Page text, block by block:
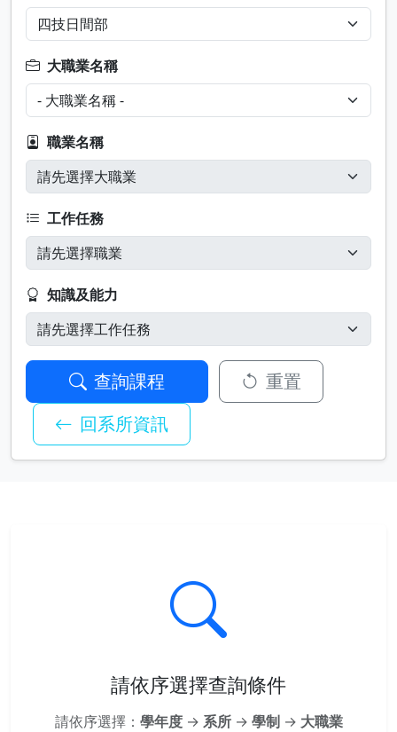
大職業名稱
職業名稱
工作任務
知識及能力
查詢課程
重置
回系所資訊
請依序選擇查詢條件
請依序選擇： 學年度→ 系所→ 學制→ 大職業